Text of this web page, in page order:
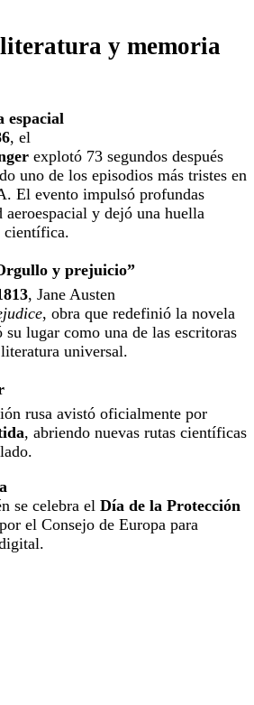
y memoria
espacial
, el
explotó 73 segundos después
uno de los episodios más tristes en
El evento impulsó profundas
aeroespacial y dejó una huella
científica.
y prejuicio”
, Jane Austen
, obra que redefinió la novela
lugar como una de las escritoras
universal.
rusa avistó oficialmente por
, abriendo nuevas rutas científicas
se celebra el Día de la Protección
el Consejo de Europa para